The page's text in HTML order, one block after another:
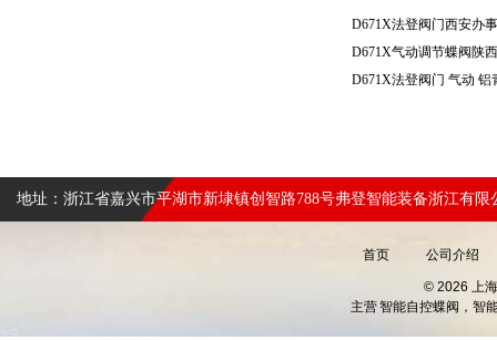
地址：浙江省嘉兴市平湖市新埭镇创智路788号弗登智能装备浙江有限
首页 公司介绍
© 2026 上
主营智能自控蝶阀，智